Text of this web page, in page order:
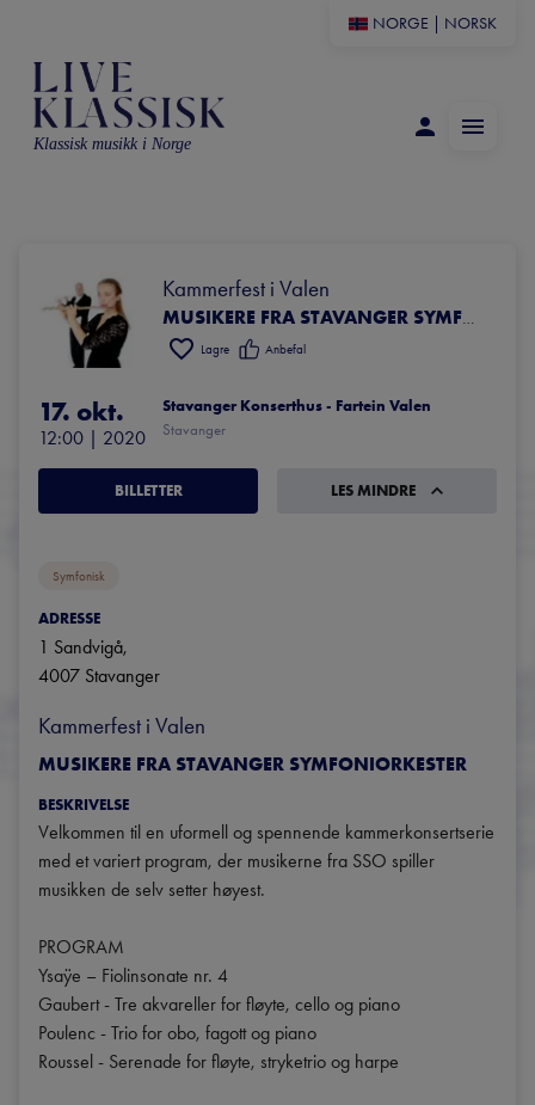
NORGE NORSK
Klassisk musikk i Norge
Kammerfest i Valen
MUSIKERE FRA STAVANGER SYMFONIORKESTER
Lagre Anbefal
17. okt.
12:00 | 2020
Stavanger Konserthus - Fartein Valen
Stavanger
BILLETTER LES MINDRE
Symfonisk
ADRESSE
1 Sandvigå,
4007 Stavanger
Kammerfest i Valen
MUSIKERE FRA STAVANGER SYMFONIORKESTER
BESKRIVELSE
Velkommen til en uformell og spennende kammerkonsertserie
med et variert program, der musikerne fra SSO spiller
musikken de selv setter høyest.
PROGRAM
Ysaÿe – Fiolinsonate nr. 4
Gaubert - Tre akvareller for fløyte, cello og piano
Poulenc - Trio for obo, fagott og piano
Roussel - Serenade for fløyte, stryketrio og harpe